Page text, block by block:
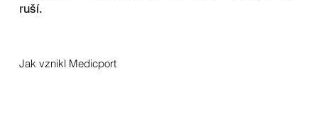
ruší.
Jak vznikl Medicport